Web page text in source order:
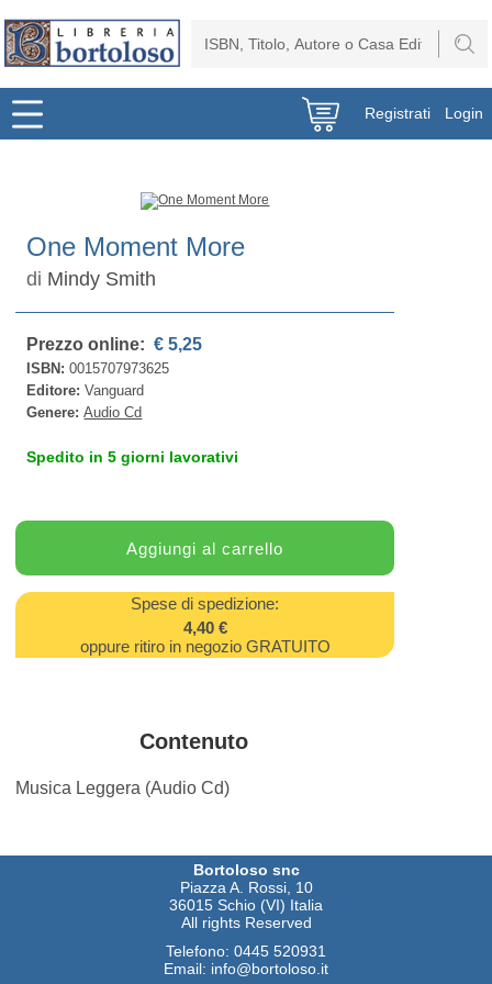
Registrati Login
One Moment More
di Mindy Smith
Prezzo online: € 5,25
ISBN:0015707973625
Editore:Vanguard
Genere:Audio Cd
Spedito in 5 giorni lavorativi
Spese di spedizione:
4,40 €
oppure ritiro in negozio GRATUITO
Contenuto
Musica Leggera (Audio Cd)
Bortoloso snc
Piazza A. Rossi, 10
36015 Schio (VI) Italia
All rights Reserved
Telefono: 0445 520931
Email: info@bortoloso.it